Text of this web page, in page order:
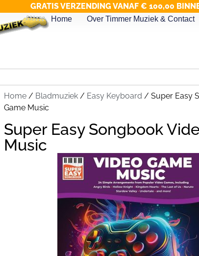
GRATIS VERZENDING VANAF € 100,00
Home Over Timmer Muziek & Contact
Home/ Bladmuziek/ Easy Keyboard / Super Easy
Game Music
Super Easy Songbook
Music